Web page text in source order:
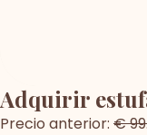
Adquirir
Precio anterior: €